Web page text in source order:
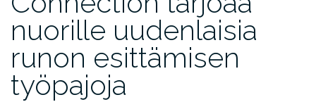
nuorille uudenlaisia
runon esittämisen
työpajoja